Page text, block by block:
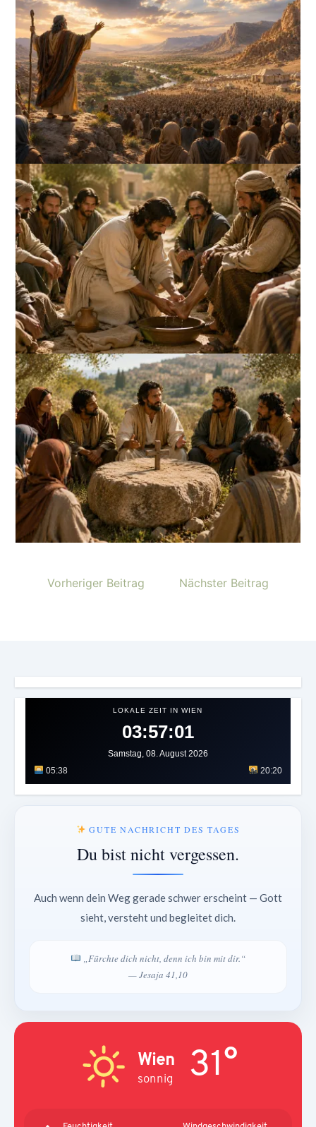
Vorheriger Beitrag Nächster Beitrag
LOKALE ZEIT IN WIEN
03:57:04
Samstag, 08. August 2026
05:38
20:20
GUTE NACHRICHT DES TAGES
Du bist nicht vergessen.
Auch wenn dein Weg gerade schwer erscheint — Gott
sieht, versteht und begleitet dich.
„Fürchte dich nicht, denn ich bin mit dir.“
— Jesaja 41,10
Wien
sonnig 31°